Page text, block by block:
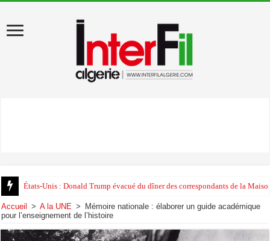
États-Unis : Donald Trump évacué du dîner des correspondants de la
Accueil > A la UNE >
Mémoire nationale : élaborer un guide académique
pour l’enseignement de l’histoire